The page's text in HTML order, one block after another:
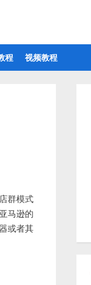
程 视频教程
群模式
马逊的
或者其